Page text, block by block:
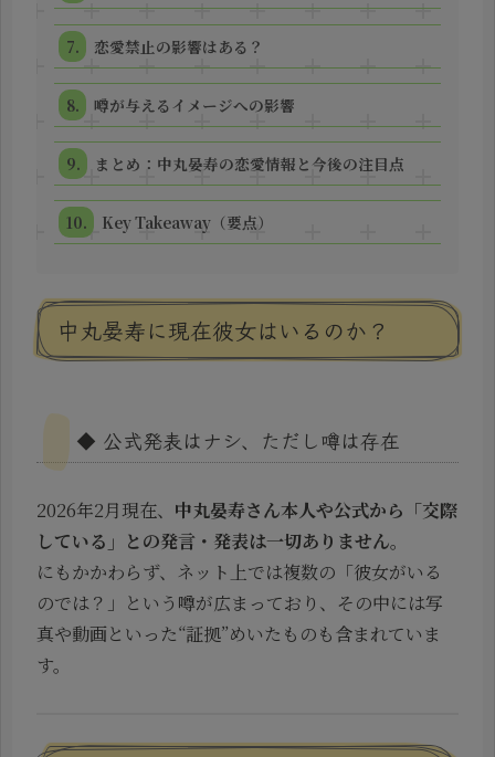
恋愛禁止の影響はある？
噂が与えるイメージへの影響
まとめ：中丸晏寿の恋愛情報と今後の注目点
Key Takeaway（要点）
中丸晏寿に現在彼女はいるのか？
◆ 公式発表はナシ、ただし噂は存在
2026年2月現在、 中丸晏寿さん本人や公式から「交際
している」との発言・発表は一切ありません。
にもかかわらず、ネット上では複数の「彼女がいる
のでは？」という噂が広まっており、その中には写
真や動画といった“証拠”めいたものも含まれていま
す。